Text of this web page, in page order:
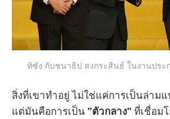
ทิซัง กับชนาธิป สงกระสินธ์ ในงานประ
สิ่งที่เขาทำอยู่ ไม่ใช่แค่การเป็นล่าม
แต่มันคือการเป็น "ตัวกลาง" ที่เชื่อม